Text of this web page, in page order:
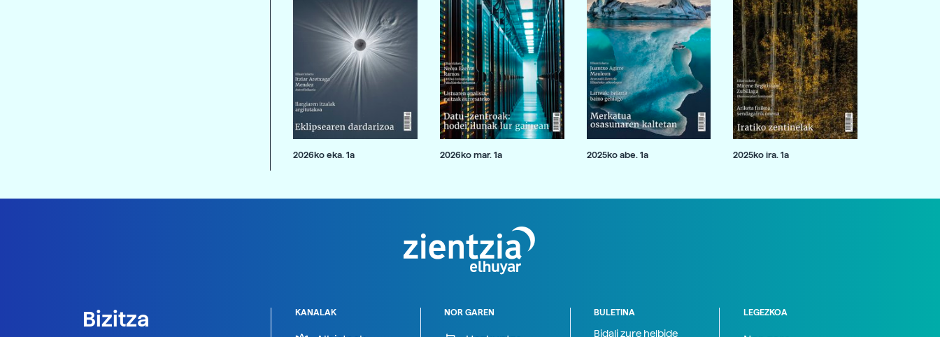
2026ko eka. 1a 2026ko mar. 1a 2025ko abe. 1a 2025ko ira. 1a
Bizitza
KANALAK NOR GAREN BULETINA
Bidali zure helbide
LEGEZKOA